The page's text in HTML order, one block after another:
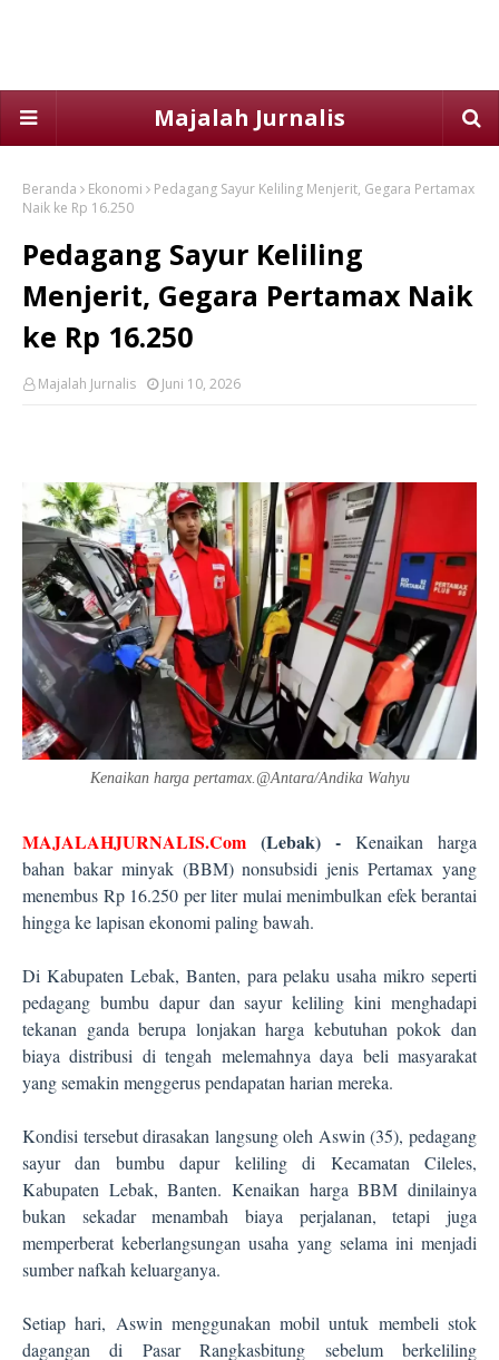
Majalah Jurnalis
Beranda Ekonomi
Pedagang Sayur Keliling Menjerit, Gegara Pertamax
Naik ke Rp 16.250
Pedagang Sayur Keliling
Menjerit, Gegara Pertamax Naik
ke Rp 16.250
Majalah Jurnalis Juni 10, 2026
Kenaikan harga pertamax.@Antara/Andika Wahyu
MAJALAHJURNALIS.Com (Lebak) - Kenaikan harga
bahan bakar minyak (BBM) nonsubsidi jenis Pertamax yang
menembus Rp 16.250 per liter mulai menimbulkan efek berantai
hingga ke lapisan ekonomi paling bawah.
Di Kabupaten Lebak, Banten, para pelaku usaha mikro seperti
pedagang bumbu dapur dan sayur keliling kini menghadapi
tekanan ganda berupa lonjakan harga kebutuhan pokok dan
biaya distribusi di tengah melemahnya daya beli masyarakat
yang semakin menggerus pendapatan harian mereka.
Kondisi tersebut dirasakan langsung oleh Aswin (35), pedagang
sayur dan bumbu dapur keliling di Kecamatan Cileles,
Kabupaten Lebak, Banten. Kenaikan harga BBM dinilainya
bukan sekadar menambah biaya perjalanan, tetapi juga
memperberat keberlangsungan usaha yang selama ini menjadi
sumber nafkah keluarganya.
Setiap hari, Aswin menggunakan mobil untuk membeli stok
dagangan di Pasar Rangkasbitung sebelum berkeliling